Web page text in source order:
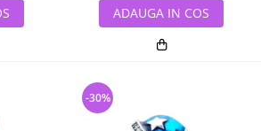
ADAUGA IN COS
-30%